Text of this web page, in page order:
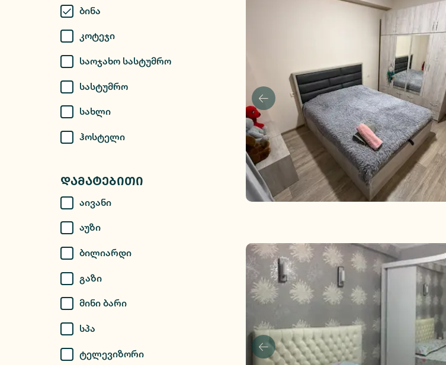
Ბინა
Კოტეჯი
Საოჯახო Სასტუმრო
Სასტუმრო
Სახლი
Ჰოსტელი
Დამატებითი
Აივანი
Აუზი
Ბილიარდი
Გაზი
Მინი Ბარი
Სპა
Ტელევიზორი